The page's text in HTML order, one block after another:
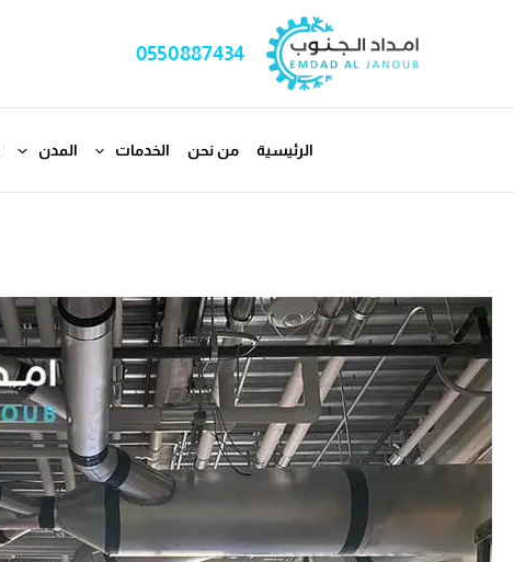
0550887434
الرئيسية من نحن الخدمات المدن